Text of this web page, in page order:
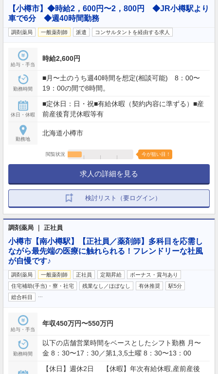
【小樽市】◆時給2，600円〜2，800円 ◆JR小樽駅より
車で6分 ◆週40時間勤務
調剤薬局 一般薬剤師 派遣 コンサルタントを経由する求人
給与・手当
時給2,600円
勤務時間
■月〜土のうち週40時間を想定(相談可能) 8：00〜
19：00の間で8時間。
休日・休暇
■定休日：日・祝■有給休暇（契約内容に準ずる）■産
前産後育児休暇等有
勤務地
北海道小樽市
閲覧状況 今が狙い目！
求人の詳細を見る
検討リスト（要ログイン）
調剤薬局 ｜ 正社員
小樽市【南小樽駅】【正社員／薬剤師】多科目を応需し
ながら最先端の医療に触れられる！フレンドリーな社風
が自慢です♪
調剤薬局 一般薬剤師 正社員 定期昇給
ボーナス・賞与あり
住宅補助(手当)・寮・社宅
残業なし／ほぼなし 有休推奨
駅5分
総合科目
給与・手当
年収450万円〜550万円
勤務時間
以下の店舗営業時間をベースとしたシフト勤務 月〜
金 8：30〜17：30／第1,3,5土曜 8：30〜13：00
【休日】週休2日 【休暇】年次有給休暇,産前産後